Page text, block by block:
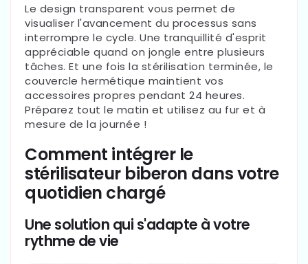
Le design transparent vous permet de
visualiser l'avancement du processus sans
interrompre le cycle. Une tranquillité d'esprit
appréciable quand on jongle entre plusieurs
tâches. Et une fois la stérilisation terminée, le
couvercle hermétique maintient vos
accessoires propres pendant 24 heures.
Préparez tout le matin et utilisez au fur et à
mesure de la journée !
Comment intégrer le
stérilisateur biberon dans votre
quotidien chargé
Une solution qui s'adapte à votre
rythme de vie